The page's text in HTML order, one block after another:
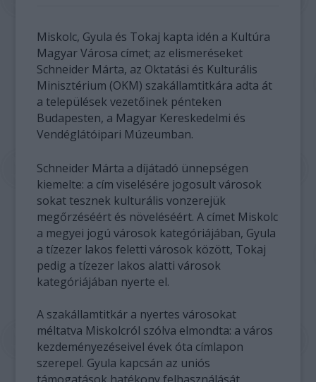
Miskolc, Gyula és Tokaj kapta idén a Kultúra
Magyar Városa címet; az elismeréseket
Schneider Márta, az Oktatási és Kulturális
Minisztérium (OKM) szakállamtitkára adta át
a települések vezetőinek pénteken
Budapesten, a Magyar Kereskedelmi és
Vendéglátóipari Múzeumban.
Schneider Márta a díjátadó ünnepségen
kiemelte: a cím viselésére jogosult városok
sokat tesznek kulturális vonzerejük
megőrzéséért és növeléséért. A címet Miskolc
a megyei jogú városok kategóriájában, Gyula
a tízezer lakos feletti városok között, Tokaj
pedig a tízezer lakos alatti városok
kategóriájában nyerte el.
A szakállamtitkár a nyertes városokat
méltatva Miskolcról szólva elmondta: a város
kezdeményezéseivel évek óta címlapon
szerepel. Gyula kapcsán az uniós